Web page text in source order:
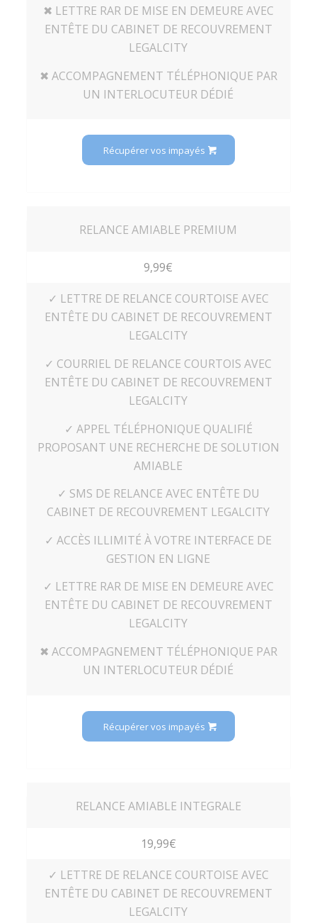
✖ LETTRE RAR DE MISE EN DEMEURE AVEC
ENTÊTE DU CABINET DE RECOUVREMENT
LEGALCITY
✖ ACCOMPAGNEMENT TÉLÉPHONIQUE PAR
UN INTERLOCUTEUR DÉDIÉ
Récupérer vos impayés
RELANCE AMIABLE PREMIUM
9,99€
✓ LETTRE DE RELANCE COURTOISE AVEC
ENTÊTE DU CABINET DE RECOUVREMENT
LEGALCITY
✓ COURRIEL DE RELANCE COURTOIS AVEC
ENTÊTE DU CABINET DE RECOUVREMENT
LEGALCITY
✓ APPEL TÉLÉPHONIQUE QUALIFIÉ
PROPOSANT UNE RECHERCHE DE SOLUTION
AMIABLE
✓ SMS DE RELANCE AVEC ENTÊTE DU
CABINET DE RECOUVREMENT LEGALCITY
✓ ACCÈS ILLIMITÉ À VOTRE INTERFACE DE
GESTION EN LIGNE
✓ LETTRE RAR DE MISE EN DEMEURE AVEC
ENTÊTE DU CABINET DE RECOUVREMENT
LEGALCITY
✖ ACCOMPAGNEMENT TÉLÉPHONIQUE PAR
UN INTERLOCUTEUR DÉDIÉ
Récupérer vos impayés
RELANCE AMIABLE INTEGRALE
19,99€
✓ LETTRE DE RELANCE COURTOISE AVEC
ENTÊTE DU CABINET DE RECOUVREMENT
LEGALCITY